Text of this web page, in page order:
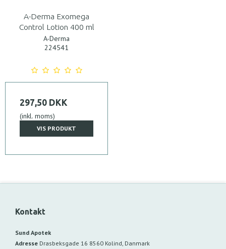
A-Derma Exomega
Control Lotion 400 ml
A-Derma
224541
297,50 DKK
(inkl. moms)
VIS PRODUKT
Kontakt
Sund Apotek
Adresse Drasbeksgade 16 8560 Kolind, Danmark